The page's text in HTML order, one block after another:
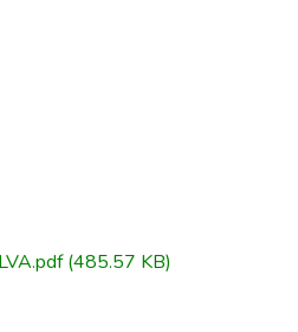
(485.57 KB)